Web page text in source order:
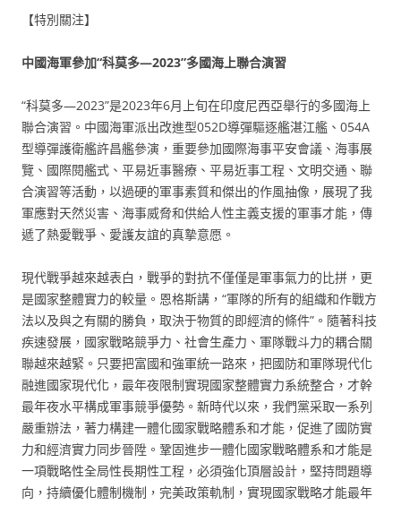
【特別關注】
中國海軍參加“科莫多—2023”多國海上聯合演習
“科莫多—2023”是2023年6月上旬在印度尼西亞舉行的多國海上
聯合演習。中國海軍派出改進型052D導彈驅逐艦湛江艦、054A
型導彈護衛艦許昌艦參演，重要參加國際海事平安會議、海事展
覽、國際閱艦式、平易近事醫療、平易近事工程、文明交通、聯
合演習等活動，以過硬的軍事素質和傑出的作風抽像，展現了我
軍應對天然災害、海事威脅和供給人性主義支援的軍事才能，傳
遞了熱愛戰爭、愛護友誼的真摯意愿。
現代戰爭越來越表白，戰爭的對抗不僅僅是軍事氣力的比拼，更
是國家整體實力的較量。恩格斯講，“軍隊的所有的組織和作戰方
法以及與之有關的勝負，取決于物質的即經濟的條件”。隨著科技
疾速發展，國家戰略競爭力、社會生產力、軍隊戰斗力的耦合關
聯越來越緊。只要把富國和強軍統一路來，把國防和軍隊現代化
融進國家現代化，最年夜限制實現國家整體實力系統整合，才幹
最年夜水平構成軍事競爭優勢。新時代以來，我們黨采取一系列
嚴重辦法，著力構建一體化國家戰略體系和才能，促進了國防實
力和經濟實力同步晉陞。鞏固進步一體化國家戰略體系和才能是
一項戰略性全局性長期性工程，必須強化頂層設計，堅持問題導
向，持續優化體制機制，完美政策軌制，實現國家戰略才能最年